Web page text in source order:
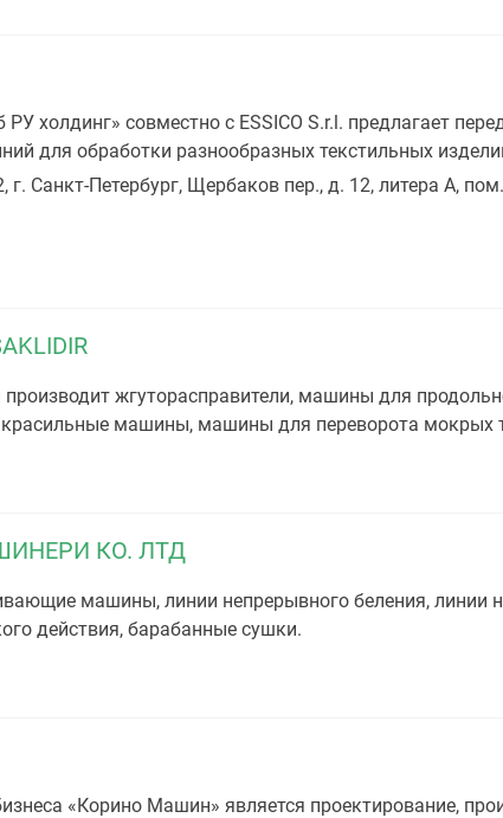
РУ холдинг» совместно с ESSICO S.r.l. предлагает
для обработки разнообразных текстильных
г. Санкт-Петербург, Щербаков пер., д. 12, литера А,
жгуторасправители, машины для
машины, машины для переворота мокрых
КО. ЛТД
машины, линии непрерывного беления, линии
действия, барабанные сушки.
«Корино Машин» является проектирование,